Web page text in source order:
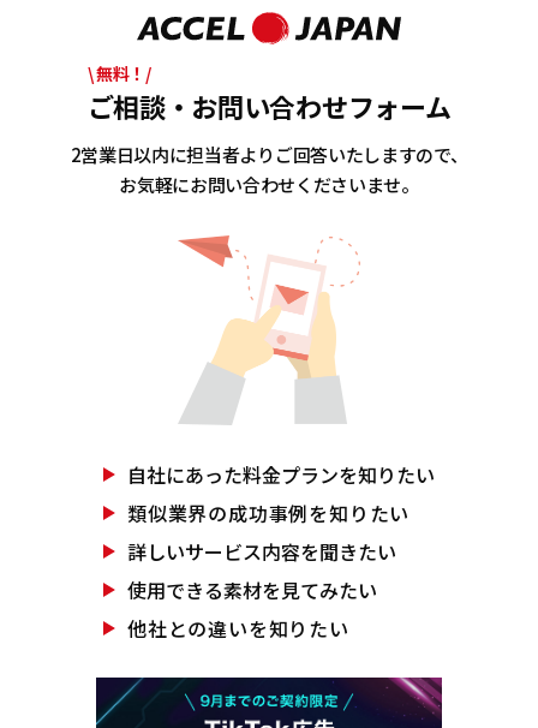
\ 無料！/
ご相談・お問い合わせフォーム
2営業日以内に担当者よりご回答いたしますので、
お気軽にお問い合わせくださいませ。
自社にあった料金プランを知りたい
類似業界の成功事例を知りたい
詳しいサービス内容を聞きたい
使用できる素材を見てみたい
他社との違いを知りたい